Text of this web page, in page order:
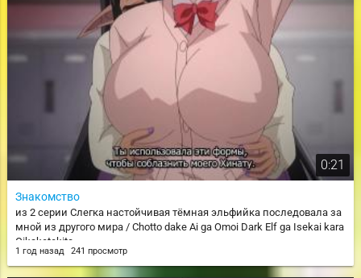
0:21
Знакомство
из 2 серии Слегка настойчивая тёмная эльфийка последовала за
мной из другого мира / Chotto dake Ai ga Omoi Dark Elf ga Isekai kara
Oikaketekita
1 год назад 241 просмотр